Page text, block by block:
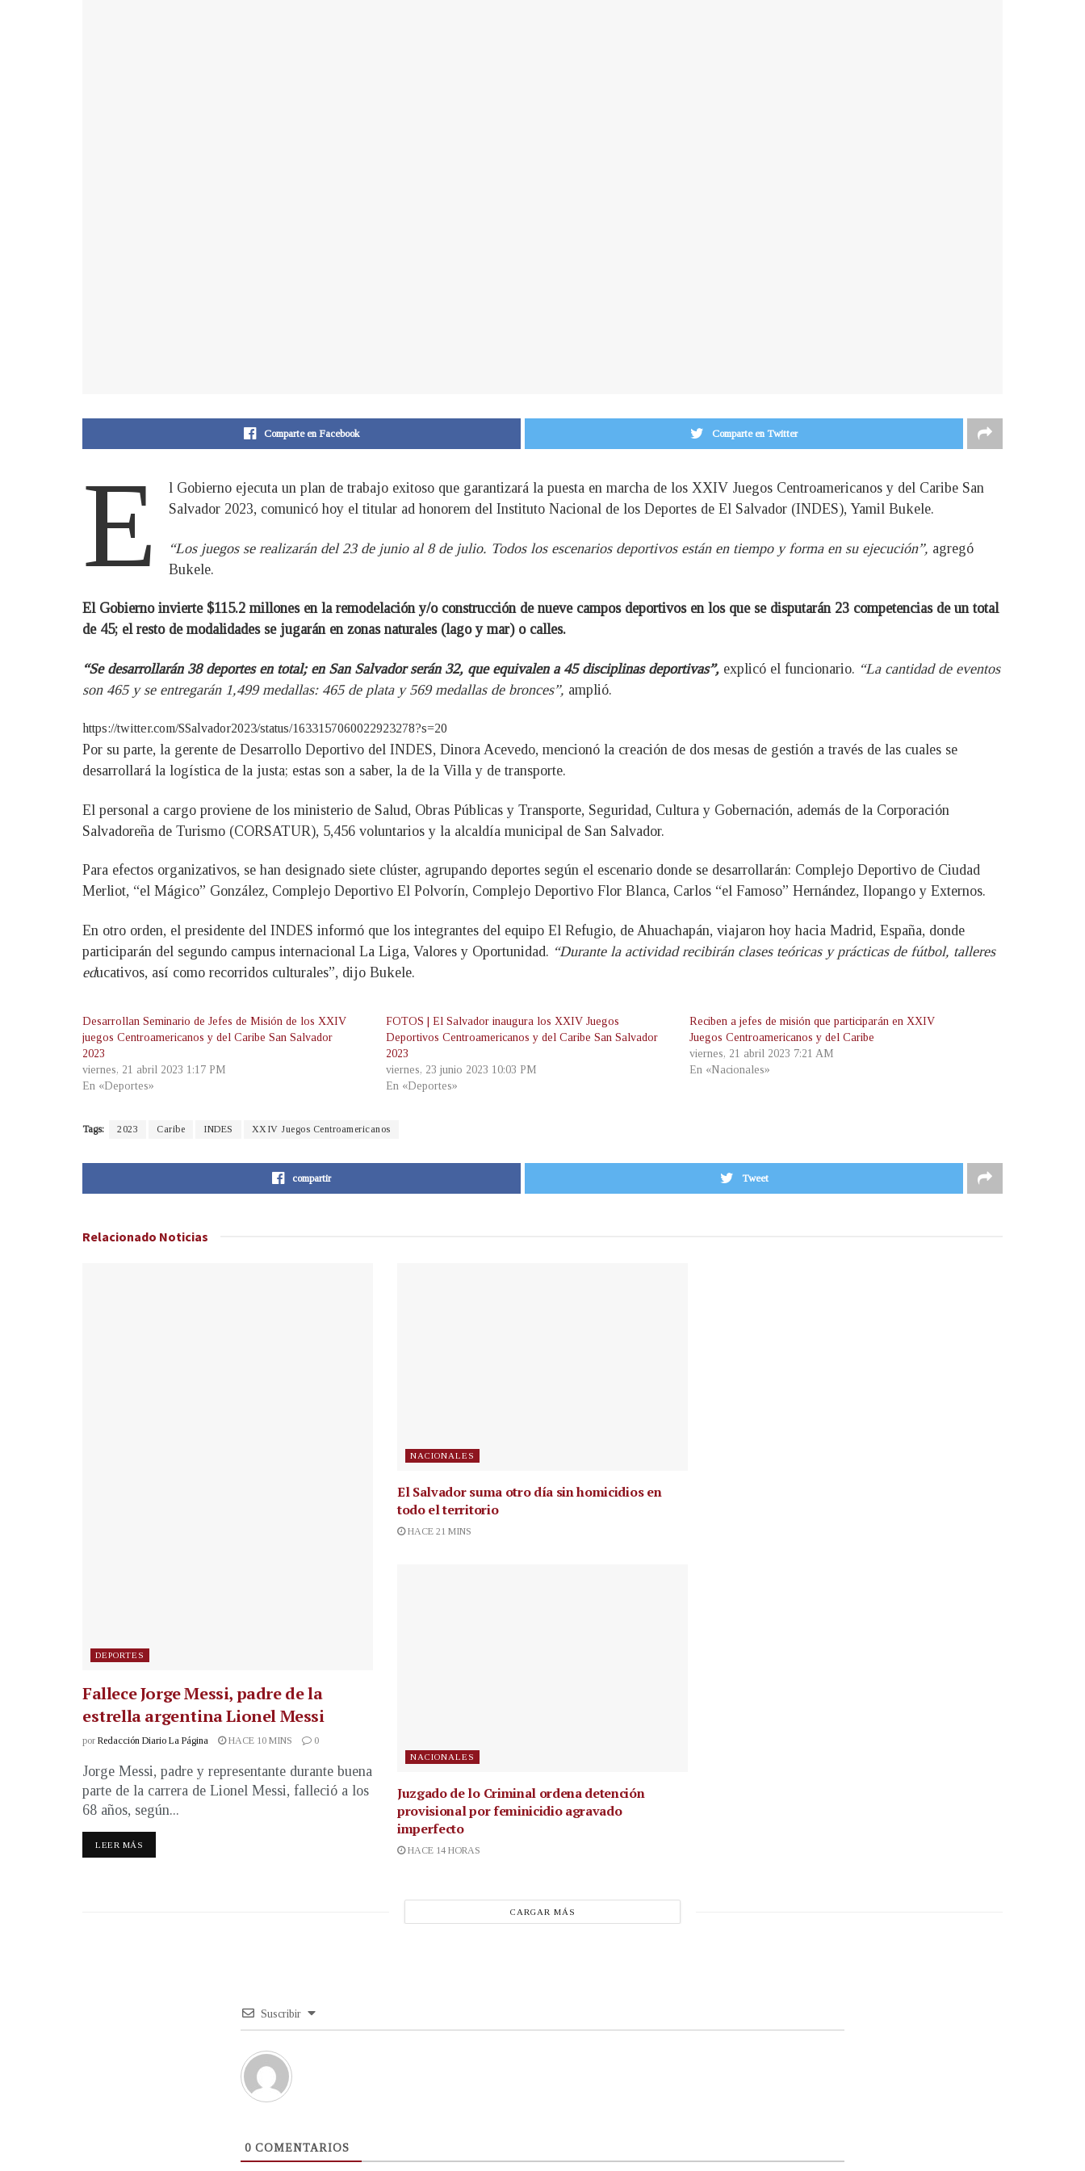
Comparte en Facebook Comparte en Twitter
E
l Gobierno ejecuta un plan de trabajo exitoso que garantizará la puesta en marcha de los XXIV Juegos Centroamericanos y del Caribe San
Salvador 2023, comunicó hoy el titular ad honorem del Instituto Nacional de los Deportes de El Salvador (INDES), Yamil Bukele.
“Los juegos se realizarán del 23 de junio al 8 de julio. Todos los escenarios deportivos están en tiempo y forma en su ejecución”, agregó
Bukele.
El Gobierno invierte $115.2 millones en la remodelación y/o construcción de nueve campos deportivos en los que se disputarán 23 competencias de un total
de 45; el resto de modalidades se jugarán en zonas naturales (lago y mar) o calles.
“Se desarrollarán 38 deportes en total; en San Salvador serán 32, que equivalen a 45 disciplinas deportivas”, explicó el funcionario. “La cantidad de eventos
son 465 y se entregarán 1,499 medallas: 465 de plata y 569 medallas de bronces”, amplió.
https://twitter.com/SSalvador2023/status/1633157060022923278?s=20
Por su parte, la gerente de Desarrollo Deportivo del INDES, Dinora Acevedo, mencionó la creación de dos mesas de gestión a través de las cuales se
desarrollará la logística de la justa; estas son a saber, la de la Villa y de transporte.
El personal a cargo proviene de los ministerio de Salud, Obras Públicas y Transporte, Seguridad, Cultura y Gobernación, además de la Corporación
Salvadoreña de Turismo (CORSATUR), 5,456 voluntarios y la alcaldía municipal de San Salvador.
Para efectos organizativos, se han designado siete clúster, agrupando deportes según el escenario donde se desarrollarán: Complejo Deportivo de Ciudad
Merliot, “el Mágico” González, Complejo Deportivo El Polvorín, Complejo Deportivo Flor Blanca, Carlos “el Famoso” Hernández, Ilopango y Externos.
En otro orden, el presidente del INDES informó que los integrantes del equipo El Refugio, de Ahuachapán, viajaron hoy hacia Madrid, España, donde
participarán del segundo campus internacional La Liga, Valores y Oportunidad. “Durante la actividad recibirán clases teóricas y prácticas de fútbol, talleres
educativos, así como recorridos culturales”, dijo Bukele.
Desarrollan Seminario de Jefes de Misión de los XXIV
juegos Centroamericanos y del Caribe San Salvador
2023
viernes, 21 abril 2023 1:17 PM
En «Deportes»
FOTOS | El Salvador inaugura los XXIV Juegos
Deportivos Centroamericanos y del Caribe San Salvador
2023
viernes, 23 junio 2023 10:03 PM
En «Deportes»
Reciben a jefes de misión que participarán en XXIV
Juegos Centroamericanos y del Caribe
viernes, 21 abril 2023 7:21 AM
En «Nacionales»
Tags: 2023 Caribe INDES XXIV Juegos Centroamericanos
compartir Tweet
Relacionado Noticias
DEPORTES
Fallece Jorge Messi, padre de la
estrella argentina Lionel Messi
por Redacción Diario La Página HACE 10 MINS 0
Jorge Messi, padre y representante durante buena
parte de la carrera de Lionel Messi, falleció a los
68 años, según...
LEER MÁS
NACIONALES
El Salvador suma otro día sin homicidios en
todo el territorio
HACE 21 MINS
NACIONALES
Juzgado de lo Criminal ordena detención
provisional por feminicidio agravado
imperfecto
HACE 14 HORAS
CARGAR MÁS
Suscribir
0 COMENTARIOS